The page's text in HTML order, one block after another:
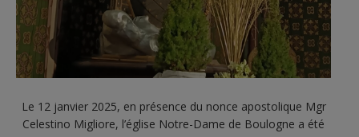
Le 12 janvier 2025, en présence du nonce apostolique Mgr
Celestino Migliore, l’église Notre-Dame de Boulogne a été